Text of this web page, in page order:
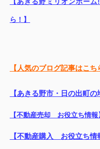
【あきる野ミリオンホー
ら！】
【人気のブログ記事はこち
【あきる野市・日の出町の
【不動産売却 お役立ち情報
【不動産購入 お役立ち情